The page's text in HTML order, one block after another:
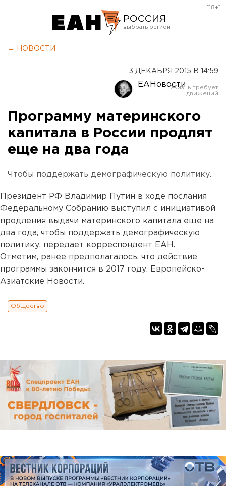
РОССИЯ
Оренбург
[18+]
← НОВОСТИ
3 ДЕКАБРЯ 2015 В 14:59
ЕАНовости
Программу материнского
капитала в России продлят
еще на два года
Чтобы поддержать демографическую политику.
Президент РФ Владимир Путин в ходе послания
Федеральному Собранию выступил с инициативой
продления выдачи материнского капитала еще на
два года, чтобы поддержать демографическую
политику, передает корреспондент ЕАН.
Отметим, ранее предполагалось, что действие
программы закончится в 2017 году. Европейско-
Азиатские Новости.
Общество